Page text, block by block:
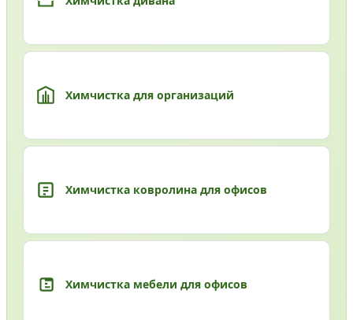
Химчистка для организаций
Химчистка ковролина для офисов
Химчистка мебели для офисов